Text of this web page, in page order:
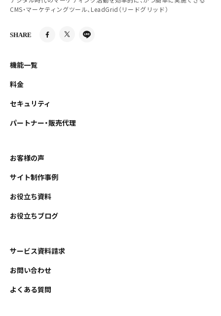
CMS・マーケティングツール、LeadGrid（リードグリッド）
SHARE
機能一覧
料金
セキュリティ
パートナー・販売代理
お客様の声
サイト制作事例
お役立ち資料
お役立ちブログ
サービス資料請求
お問い合わせ
よくある質問